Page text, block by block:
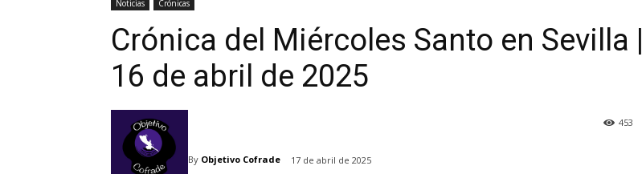
Noticias Crónicas
Crónica del Miércoles Santo en Sevilla |
16 de abril de 2025
By Objetivo Cofrade 17 de abril de 2025
453